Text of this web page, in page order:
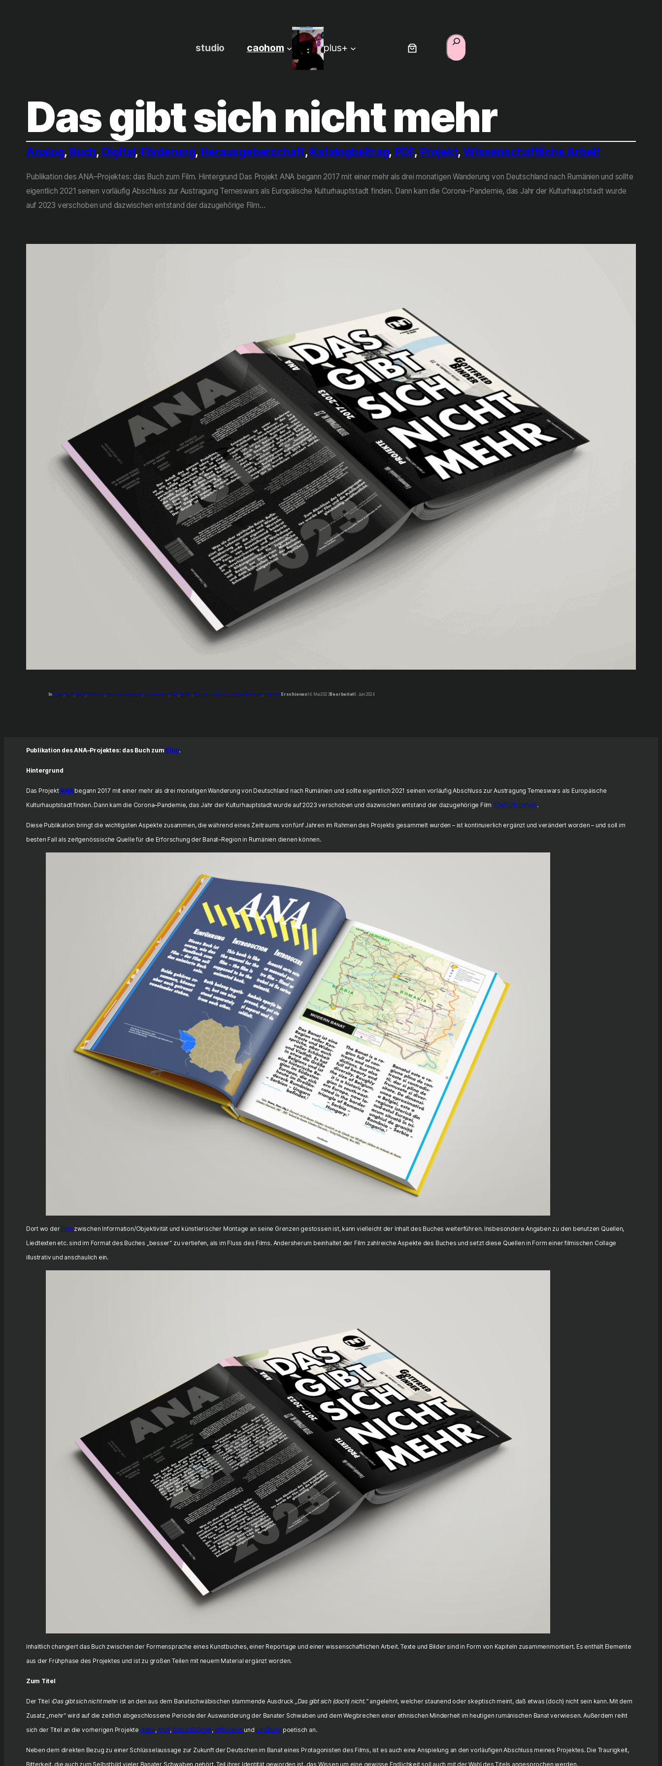
studio caohom plus+
Suchen
Das gibt sich nicht mehr
Analog, Buch, Digital, Förderung, Herausgeberschaft, Katalogbeitrag, PDF, Projekt, Wissenschaftliche Arbeit
Publikation des ANA–Projektes: das Buch zum Film. Hintergrund Das Projekt ANA begann 2017 mit einer mehr als drei monatigen Wanderung von Deutschland nach Rumänien und sollte
eigentlich 2021 seinen vorläufig Abschluss zur Austragung Temeswars als Europäische Kulturhauptstadt finden. Dann kam die Corona–Pandemie, das Jahr der Kulturhauptstadt wurde
auf 2023 verschoben und dazwischen entstand der dazugehörige Film…
InAnalog, Buch , Digital , Förderung, Herausgeberschaft, Katalogbeitrag, PDF, Projekt, Wissenschaftliche Arbeit Dokumentation, förderung Erschienen14. Mai 2023Bearbeitet9. Juni 2024
Publikation des ANA–Projektes: das Buch zum Film.
Hintergrund
Das ProjektANAbegann 2017 mit einer mehr als drei monatigen Wanderung von Deutschland nach Rumänien und sollte eigentlich 2021 seinen vorläufig Abschluss zur Austragung Temeswars als Europäische
Kulturhauptstadt finden. Dann kam die Corona–Pandemie, das Jahr der Kulturhauptstadt wurde auf 2023 verschoben und dazwischen entstand der dazugehörige Film STATION BANAT.
Diese Publikation bringt die wichtigsten Aspekte zusammen, die während eines Zeitraums von fünf Jahren im Rahmen des Projekts gesammelt wurden – ist kontinuierlich ergänzt und verändert worden – und soll im
besten Fall als zeitgenössische Quelle für die Erforschung der Banat–Region in Rumänien dienen können.
Dort wo der Film zwischen Information/Objektivität und künstlerischer Montage an seine Grenzen gestossen ist, kann vielleicht der Inhalt des Buches weiterführen. Insbesondere Angaben zu den benutzen Quellen,
Liedtexten etc. sind im Format des Buches „besser“ zu vertiefen, als im Fluss des Films. Andersherum beinhaltet der Film zahlreiche Aspekte des Buches und setzt diese Quellen in Form einer filmischen Collage
illustrativ und anschaulich ein.
Inhaltlich changiert das Buch zwischen der Formensprache eines Kunstbuches, einer Reportage und einer wissenschaftlichen Arbeit. Texte und Bilder sind in Form von Kapiteln zusammenmontiert. Es enthält Elemente
aus der Frühphase des Projektes und ist zu großen Teilen mit neuem Material ergänzt worden.
Zum Titel
Der Titel ›Das gibt sich nicht mehr‹ ist an den aus dem Banatschwäbischen stammende Ausdruck „Das gibt sich (doch) nicht.“angelehnt, welcher staunend oder skeptisch meint, daß etwas (doch) nicht sein kann. Mit dem
Zusatz „mehr“ wird auf die zeitlich abgeschlossene Periode der Auswanderung der Banater Schwaben und dem Wegbrechen einer ethnischen Minderheit im heutigen rumänischen Banat verwiesen. Außerdem reiht
sich der Titel an die vorherigen Projekte dæta,ANA, CIAUCOCOVA, off/scenicund Umåtùng poetisch an.
Neben dem direkten Bezug zu einer Schlüsselaussage zur Zukunft der Deutschen im Banat eines Protagonisten des Films, ist es auch eine Anspielung an den vorläufigen Abschluss meines Projektes. Die Traurigkeit,
Bitterkeit, die auch zum Selbstbild vieler Banater Schwaben gehört, Teil ihrer Identität geworden ist, das Wissen um eine gewisse Endlichkeit soll auch mit der Wahl des Titels angesprochen werden.